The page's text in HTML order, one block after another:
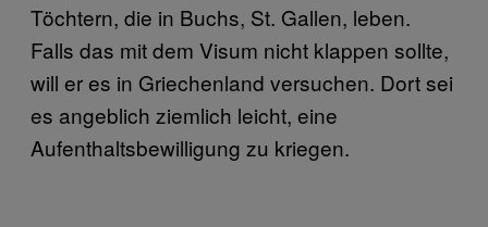
Töchtern, die in Buchs, St. Gallen, leben.
Falls das mit dem Visum nicht klappen sollte,
will er es in Griechenland versuchen. Dort sei
es angeblich ziemlich leicht, eine
Aufenthaltsbewilligung zu kriegen.